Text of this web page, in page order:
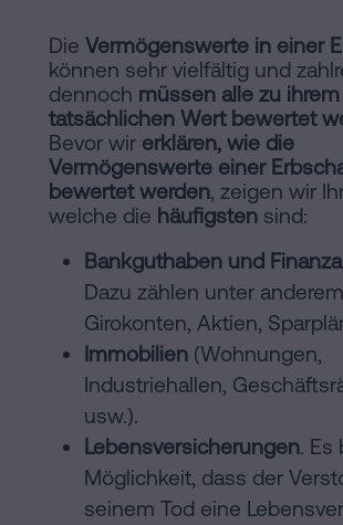
sozialen
Netzwerken
Die Vermögenswerte in einer
können sehr vielfältig und
dennoch müssen alle zu ihrem
tatsächlichen Wert bewertet
Bevor wir erklären, wie die
Vermögenswerte einer
bewertet werden, zeigen wir
welche die häufigsten sind:
Bankguthaben und
Dazu zählen unter
Girokonten, Aktien,
Immobilien (Wohnungen,
Industriehallen,
usw.).
Lebensversicherungen. Es
Möglichkeit, dass der
seinem Tod eine